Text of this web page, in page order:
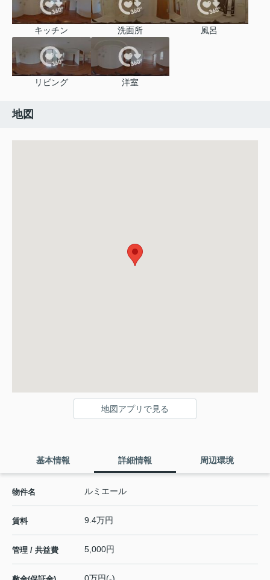
キッチン 洗面所 風呂
リビング 洋室
地図
地図アプリで見る
基本情報 詳細情報 周辺環境
物件名 ルミエール
賃料 9.4万円
管理 / 共益費 5,000円
0万円(-)